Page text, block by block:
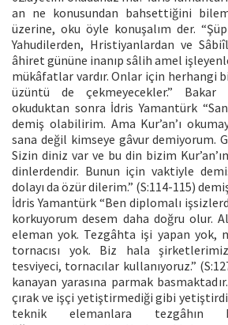
an ne konusundan bahsettiğini
üzerine, oku öyle konuşalım der.
Yahudilerden, Hristiyanlardan ve
âhiret gününe inanıp sâlih amel
mükâfatlar vardır. Onlar için herhangi
üzüntü de çekmeyecekler.” Bakar
okuduktan sonra İdris Yamantürk
demiş olabilirim. Ama Kur’an’ı
sana değil kimseye gâvur demiyorum.
Sizin diniz var ve bu din bizim
dinlerdendir. Bunun için vaktiyle
dolayı da özür dilerim.” (S:114-115)
İdris Yamantürk “Ben diplomalı
korkuyorum desem daha doğru olur.
eleman yok. Tezgâhta işi yapan yok,
tornacısı yok. Biz hala
tesviyeci, tornacılar kullanıyoruz.”
kanayan yarasına parmak
çırak ve işçi yetiştirmediği gibi
teknik elemanlara tezgâhın